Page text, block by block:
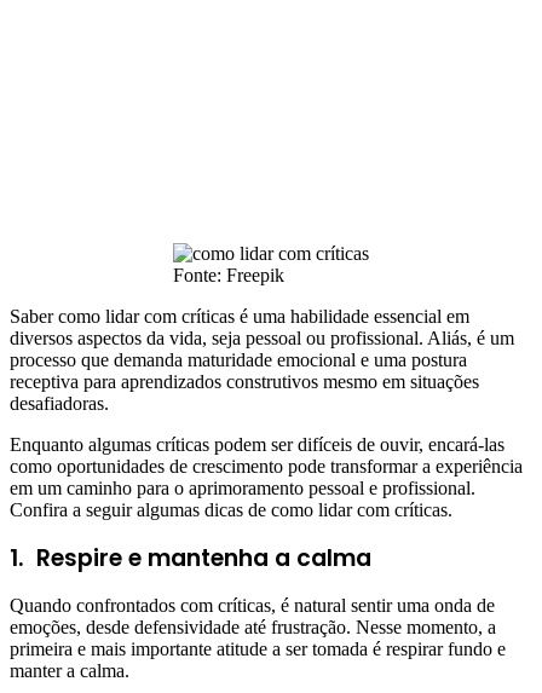
Fonte: Freepik
Saber como lidar com críticas é uma habilidade essencial em
diversos aspectos da vida, seja pessoal ou profissional. Aliás, é um
processo que demanda maturidade emocional e uma postura
receptiva para aprendizados construtivos mesmo em situações
desafiadoras.
Enquanto algumas críticas podem ser difíceis de ouvir, encará-las
como oportunidades de crescimento pode transformar a experiência
em um caminho para o aprimoramento pessoal e profissional.
Confira a seguir algumas dicas de como lidar com críticas.
1. Respire e mantenha a calma
Quando confrontados com críticas, é natural sentir uma onda de
emoções, desde defensividade até frustração. Nesse momento, a
primeira e mais importante atitude a ser tomada é respirar fundo e
manter a calma.